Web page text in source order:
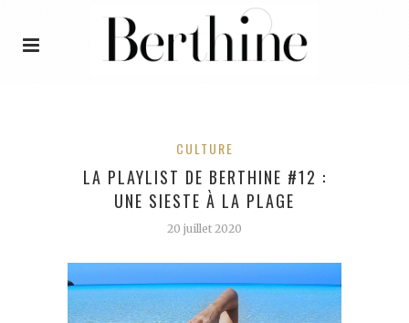
CULTURE
LA PLAYLIST DE BERTHINE #12 :
UNE SIESTE À LA PLAGE
20 juillet 2020